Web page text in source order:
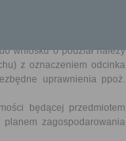
wniosku o podział należy
z oznaczeniem odcinka
uprawnienia ppoż.
będącej przedmiotem
zagospodarowania